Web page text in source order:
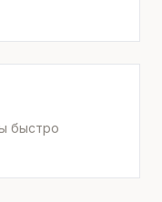
быстро